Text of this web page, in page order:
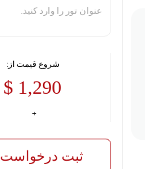
شروع قیمت از:
1,290 $
ثبت درخواست